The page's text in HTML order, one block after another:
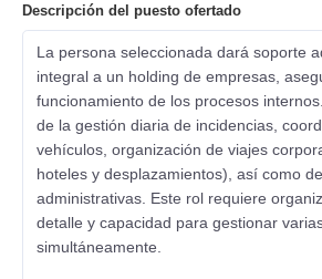
Descripción del puesto ofertado
La persona seleccionada dará soporte
integral a un holding de empresas,
funcionamiento de los procesos
de la gestión diaria de incidencias,
vehículos, organización de viajes
hoteles y desplazamientos), así como
administrativas. Este rol requiere
detalle y capacidad para gestionar
simultáneamente.